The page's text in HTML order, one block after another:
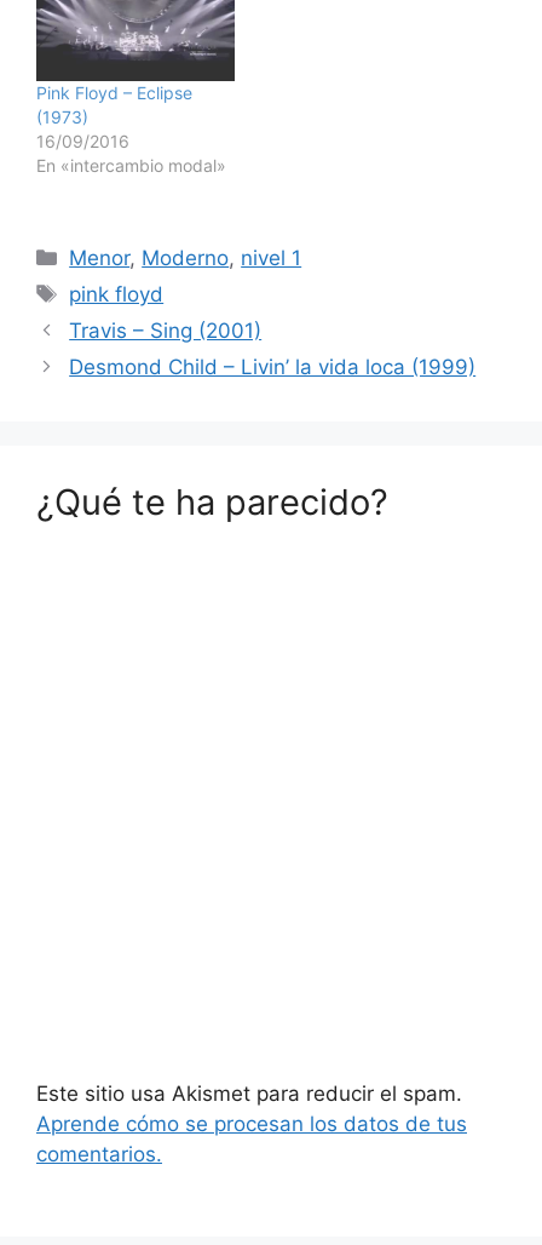
Pink Floyd – Eclipse
(1973)
16/09/2016
En «intercambio modal»
Categorías
Menor, Moderno, nivel 1
Etiquetas
pink floyd
Travis – Sing (2001)
Desmond Child – Livin’ la vida loca (1999)
¿Qué te ha parecido?
Este sitio usa Akismet para reducir el spam.
Aprende cómo se procesan los datos de tus
comentarios.